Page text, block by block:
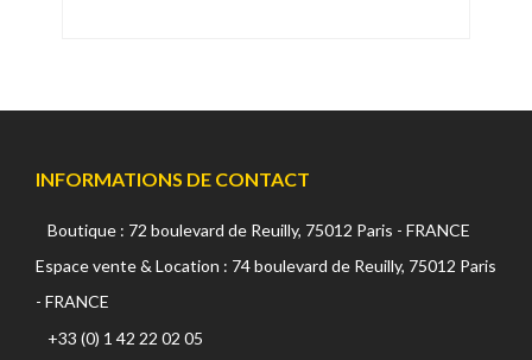
INFORMATIONS DE CONTACT
Boutique : 72 boulevard de Reuilly, 75012 Paris - FRANCE
Espace vente & Location : 74 boulevard de Reuilly, 75012 Paris
- FRANCE
+33 (0) 1 42 22 02 05